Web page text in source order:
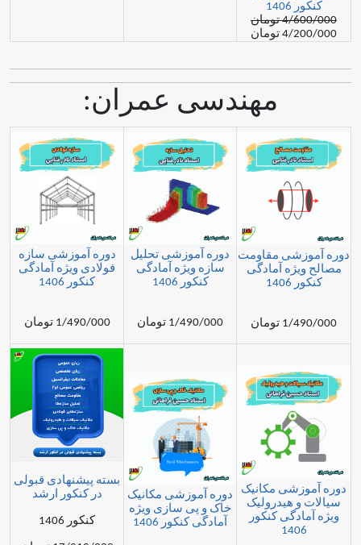
مهندسی عمران:
مقاومت
آمادگی
دوره آموزشی تحلیل
سازه ویژه آمادگی
کنکور 1406
1/490/000 تومان
دوره آموزشی سازه
فولادی ویژه آمادگی
کنکور 1406
1/490/000 تومان
مکانیک
کنکور
دوره آموزشی مکانیک
خاک و پی سازی ویژه
آمادگی کنکور 1406
بسته پیشنهادی قبولی
در کنکور ارشد
کنکور 1406